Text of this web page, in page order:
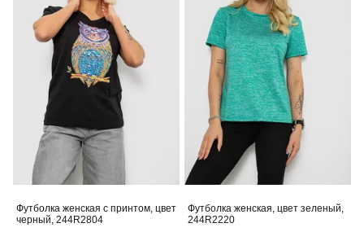
Футболка женская с принтом, цвет
черный, 244R2804
Футболка женская, цвет зеленый,
244R2220